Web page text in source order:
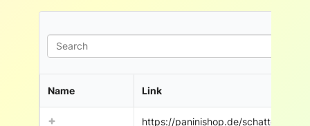
Search
Name Link
https://paninishop.de/